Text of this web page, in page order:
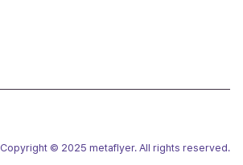
Copyright © 2025 metaflyer. All rights reserved.